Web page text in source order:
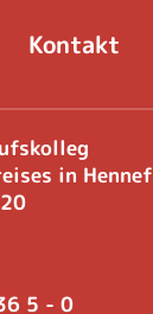
Kontakt
in Hennef
5 - 0